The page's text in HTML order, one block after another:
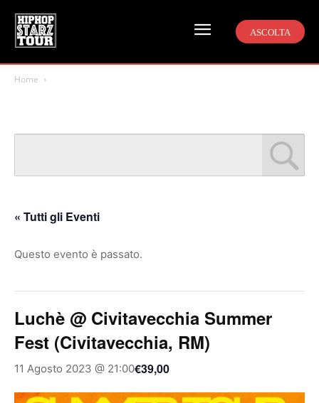
ASCOLTA
Home
« Tutti gli Eventi
Questo evento è passato.
Luchè @ Civitavecchia Summer
Fest (Civitavecchia, RM)
11 Agosto 2023 @ 21:00€39,00